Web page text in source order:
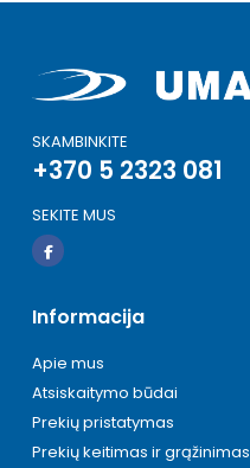
SKAMBINKITE
+370 5 2323 081
SEKITE MUS
Informacija
Apie mus
Atsiskaitymo būdai
Prekių pristatymas
Prekių keitimas ir grąžinimas